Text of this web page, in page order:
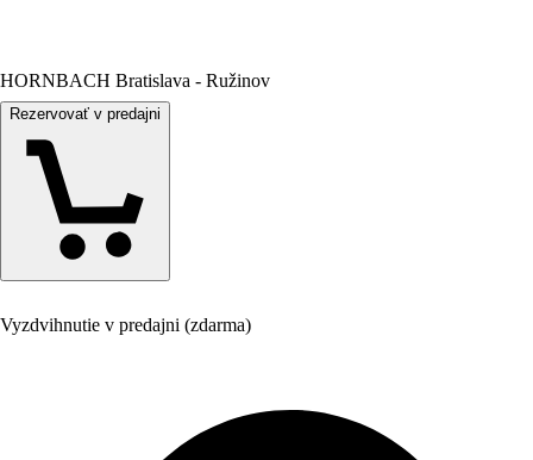
HORNBACH Bratislava - Ružinov
Rezervovať v predajni
Vyzdvihnutie v predajni (zdarma)